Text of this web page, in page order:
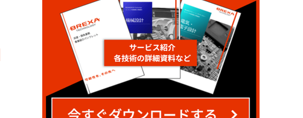
業務請負（産業用ロボット）